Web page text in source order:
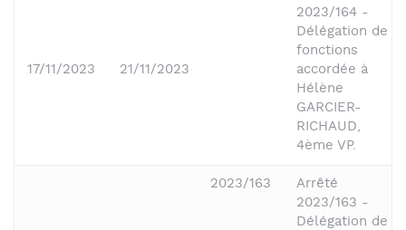
17/11/2023 21/11/2023
2023/164 -
Délégation de
fonctions
accordée à
Hélène
GARCIER-
RICHAUD,
4ème VP.
2023/163
Arrêté
2023/163 -
Délégation de